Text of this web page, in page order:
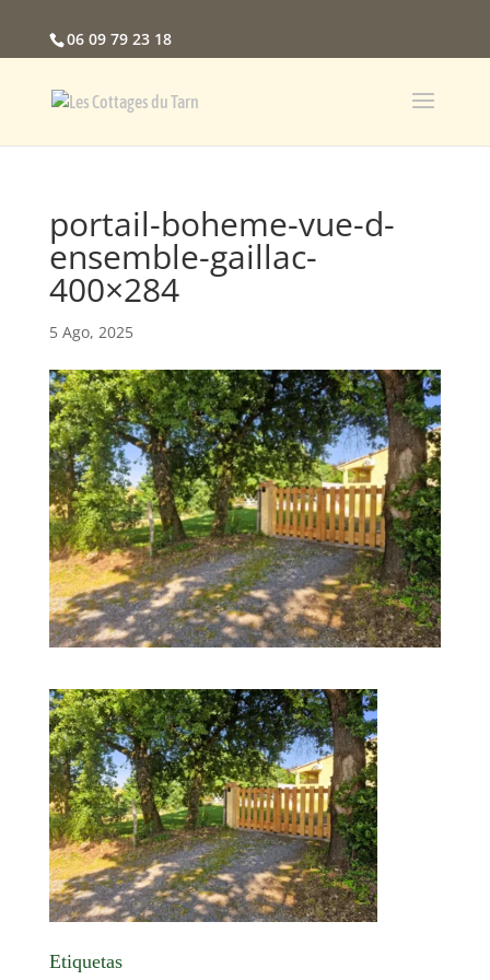
06 09 79 23 18
portail-boheme-vue-d-
ensemble-gaillac-
400×284
5 Ago, 2025
Etiquetas